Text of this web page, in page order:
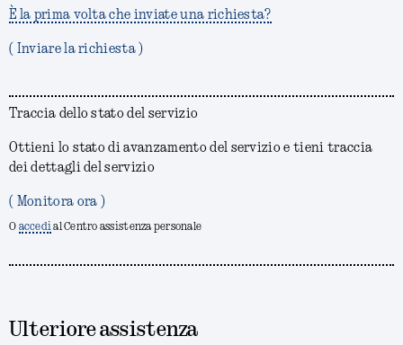
È la prima volta che inviate una richiesta?
( Inviare la richiesta )
Traccia dello stato del servizio
Ottieni lo stato di avanzamento del servizio e tieni traccia
dei dettagli del servizio
( Monitora ora )
O accedi al Centro assistenza personale
Ulteriore assistenza